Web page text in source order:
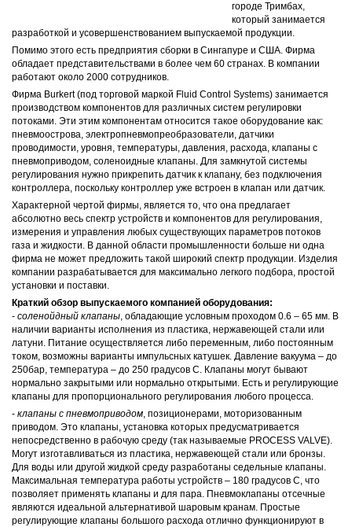
городе Тримбах,
который занимается
разработкой и усовершенствованием выпускаемой продукции.
Помимо этого есть предприятия сборки в Сингапуре и США. Фирма
обладает представительствами в более чем 60 странах. В компании
работают около 2000 сотрудников.
Фирма Burkert (под торговой маркой Fluid Control Systems) занимается
производством компонентов для различных систем регулировки
потоками. Эти этим компонентам относится такое оборудование как:
пневмоострова, электропневмопреобразователи, датчики
проводимости, уровня, температуры, давления, расхода, клапаны с
пневмоприводом, соленоидные клапаны. Для замкнутой системы
регулирования нужно прикрепить датчик к клапану, без подключения
контроллера, поскольку контроллер уже встроен в клапан или датчик.
Характерной чертой фирмы, является то, что она предлагает
абсолютно весь спектр устройств и компонентов для регулирования,
измерения и управления любых существующих параметров потоков
газа и жидкости. В данной области промышленности больше ни одна
фирма не может предложить такой широкий спектр продукции. Изделия
компании разрабатывается для максимально легкого подбора, простой
установки и поставки.
Краткий обзор выпускаемого компанией оборудования:
- соленойдный клапаны, обладающие условным проходом 0.6 – 65 мм. В
наличии варианты исполнения из пластика, нержавеющей стали или
латуни. Питание осуществляется либо переменным, либо постоянным
током, возможны варианты импульсных катушек. Давление вакуума – до
250бар, температура – до 250 градусов С. Клапаны могут бывают
нормально закрытыми или нормально открытыми. Есть и регулирующие
клапаны для пропорционального регулирования любого процесса.
- клапаны с пневмоприводом, позиционерами, моторизованным
приводом. Это клапаны, установка которых предусматривается
непосредственно в рабочую среду (так называемые PROCESS VALVE).
Могут изготавливаться из пластика, нержавеющей стали или бронзы.
Для воды или другой жидкой среду разработаны седельные клапаны.
Максимальная температура работы устройств – 180 градусов С, что
позволяет применять клапаны и для пара. Пневмоклапаны отсечные
являются идеальной альтернативой шаровым кранам. Простые
регулирующие клапаны большого расхода отлично функционируют в